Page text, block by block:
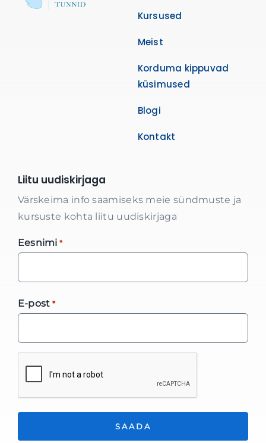
Kursused
Meist
Korduma kippuvad
küsimused
Blogi
Kontakt
Liitu uudiskirjaga
Värskeima info saamiseks meie sündmuste ja
kursuste kohta liitu uudiskirjaga
Eesnimi *
E-post *